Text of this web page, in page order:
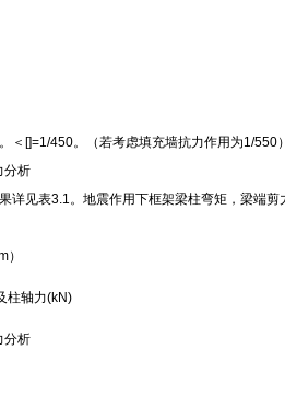
＜[]=1/450。（若考虑填充墙抗力作用为1/550
分析
详见表3.1。地震作用下框架梁柱弯矩，梁端
柱轴力(kN)
分析